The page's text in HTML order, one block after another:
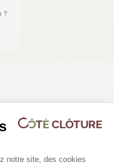
?
du
notre site, des cookies